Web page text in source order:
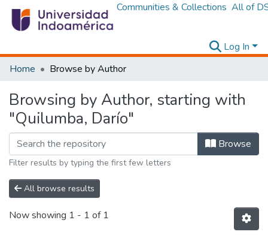
Communities & Collections All of
Log In
Home
Browse by Author
Browsing by Author, starting with
"Quilumba, Darío"
Browse
Filter results by typing the first few letters
All browse results
Now showing 1 - 1 of 1